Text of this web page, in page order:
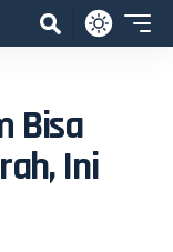
Bisa
Ini